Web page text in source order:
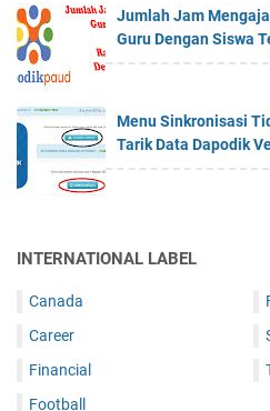
Jumlah Jam
Guru Dengan Siswa
Menu Sinkronisasi
Tarik Data Dapodik
INTERNATIONAL LABEL
Canada
Career
Financial
Football